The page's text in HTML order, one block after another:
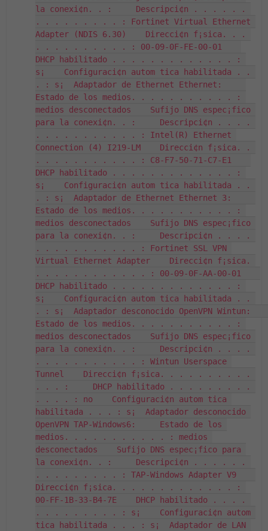
la conexi¢n. . :     Descripci¢n . . . . . .
. . . . . . . . . : Fortinet Virtual Ethernet
Adapter (NDIS 6.30)    Direcci¢n f¡sica. . .
. . . . . . . . . . : 00-09-0F-FE-00-01
DHCP habilitado . . . . . . . . . . . . . :
s¡    Configuraci¢n autom tica habilitada . .
. : s¡  Adaptador de Ethernet Ethernet:
Estado de los medios. . . . . . . . . . . :
medios desconectados    Sufijo DNS espec¡fico
para la conexi¢n. . :     Descripci¢n . . . .
. . . . . . . . . . . : Intel(R) Ethernet
Connection (4) I219-LM    Direcci¢n f¡sica. .
. . . . . . . . . . . : C8-F7-50-71-C7-E1
DHCP habilitado . . . . . . . . . . . . . :
s¡    Configuraci¢n autom tica habilitada . .
. : s¡  Adaptador de Ethernet Ethernet 3:
Estado de los medios. . . . . . . . . . . :
medios desconectados    Sufijo DNS espec¡fico
para la conexi¢n. . :     Descripci¢n . . . .
. . . . . . . . . . . : Fortinet SSL VPN
Virtual Ethernet Adapter    Direcci¢n f¡sica.
. . . . . . . . . . . . : 00-09-0F-AA-00-01
DHCP habilitado . . . . . . . . . . . . . :
s¡    Configuraci¢n autom tica habilitada . .
. : s¡  Adaptador desconocido OpenVPN Wintun:
Estado de los medios. . . . . . . . . . . :
medios desconectados    Sufijo DNS espec¡fico
para la conexi¢n. . :     Descripci¢n . . . .
. . . . . . . . . . . : Wintun Userspace
Tunnel    Direcci¢n f¡sica. . . . . . . . . .
. . . :     DHCP habilitado . . . . . . . . .
. . . . : no    Configuraci¢n autom tica
habilitada . . . : s¡  Adaptador desconocido
OpenVPN TAP-Windows6:     Estado de los
medios. . . . . . . . . . . : medios
desconectados    Sufijo DNS espec¡fico para
la conexi¢n. . :     Descripci¢n . . . . . .
. . . . . . . . . : TAP-Windows Adapter V9
Direcci¢n f¡sica. . . . . . . . . . . . . :
00-FF-1B-33-B4-7E    DHCP habilitado . . . .
. . . . . . . . . : s¡    Configuraci¢n autom
tica habilitada . . . : s¡  Adaptador de LAN